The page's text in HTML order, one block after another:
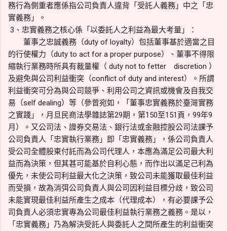
務行為側重者應係指公司負責人違背「受託人義務」中之「忠
實義務」。
3、忠實義務之核心係「以委託人之利益為最大考量」：
董事之忠誠義務（duty of loyalty）包括董事基於適當之目
的行使權力（duty to act for a proper purpose）、董事不得限
縮執行業務時所具有裁量權（ duty not to fetter discretion ）
及避免與公司利益衝突（conflict of duty and interest）。所謂
利益衝突可分為與公司競爭、利用公司之資訊或機會及自我交
易（self dealing）等（參曾宛如，「董事忠實義務於臺灣實務
之實踐」，月旦民商法學雜誌第29期，第150至151頁，99年9
月）。又公司法、證券交易法、銀行法或金融控股公司法課予
公司負責人「忠實執行業務」即「忠實義務」，係公司負責人
受公司全體股東付託而為公司代理人，本應為滿足公司最大利
益而為決策，但其甚可能基於自利心態，而作出以滿足己利為
優先，未使公司利益最大化之決策，致公司未能獲取最佳利益
而受損，故為消弭公司負責人與公司因利益目標分歧，致公司
未能實現最佳利益所產生之成本（代理成本），有必要課予公
司負責人必須忠實專為公司最佳利益執行業務之義務。是以，
「忠實義務」乃為解決受託人與委託人之間所產生的利益衝突